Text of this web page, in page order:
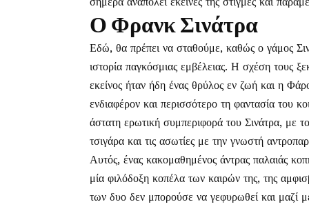
Ο Φρανκ Σινάτρα
Εδώ, θα πρέπει να σταθούμε, καθώς ο γάμος
ιστορία παγκόσμιας εμβέλειας. Η σχέση τους
εκείνος ήταν ήδη ένας θρύλος εν ζωή και η
ενδιαφέρον και περισσότερο τη φαντασία του
άστατη ερωτική συμπεριφορά του Σινάτρα, με
τσιγάρα και τις ασωτίες με την γνωστή
Αυτός, ένας κακομαθημένος άντρας παλαιάς
μία φιλόδοξη κοπέλα των καιρών της, της
των δυο δεν μπορούσε να γεφυρωθεί και μαζί με